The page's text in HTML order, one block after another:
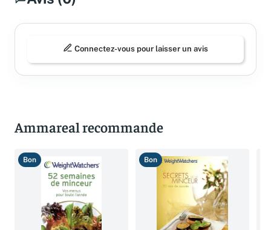
Connectez-vous pour laisser un avis
Ammareal recommande
Bon Bon